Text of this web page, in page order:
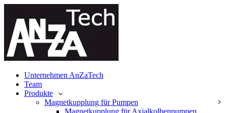
main
content
Menu
Unternehmen AnZaTech
Team
Produkte
Magnetkupplung für Pumpen
Magnetkupplung für Axialkolbenpumpen